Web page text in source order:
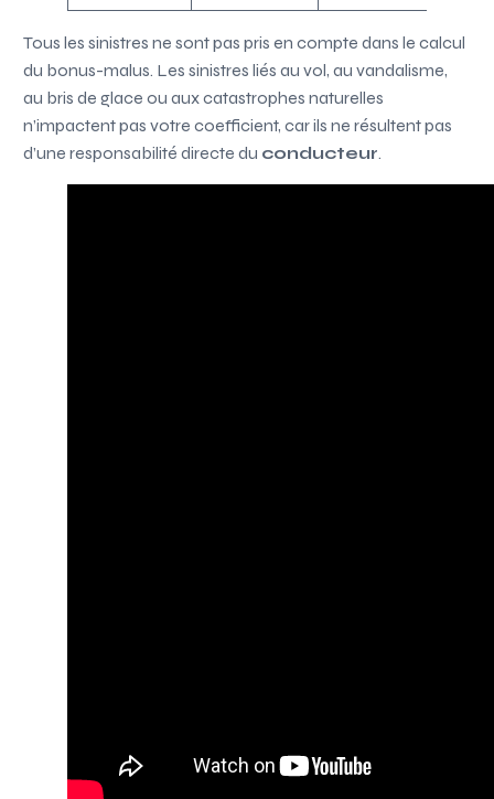
Tous les sinistres ne sont pas pris en compte dans le calcul
du bonus-malus. Les sinistres liés au vol, au vandalisme,
au bris de glace ou aux catastrophes naturelles
n’impactent pas votre coefficient, car ils ne résultent pas
d’une responsabilité directe du conducteur.